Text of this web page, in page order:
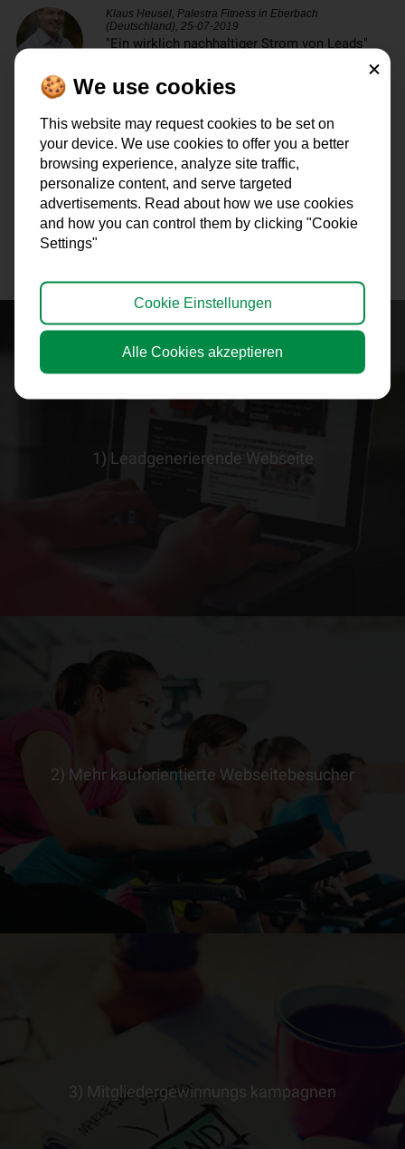
Klaus Heusel, Palestra Fitness in Eberbach
(Deutschland), 25-07-2019
"Ein wirklich nachhaltiger Strom von Leads"
Gert Bongers, GetFit35 Doetinchem (Niederlande)
"Wir sind komplett ausgebucht. Schalte bitte
die Kampagne aus!"
Lese mehr
1) Leadgenerierende Webseite
> ERFAHRE MEHR
2) Mehr kauforientierte Webseitebesucher
> ERFAHRE MEHR
3) Mitgliedergewinnungs kampagnen
> ERFAHRE MEHR
🍪 We use cookies
This website may request cookies to be set on
your device. We use cookies to offer you a better
browsing experience, analyze site traffic,
personalize content, and serve targeted
advertisements. Read about how we use cookies
and how you can control them by clicking "Cookie
Settings"
Cookie Einstellungen
Alle Cookies akzeptieren